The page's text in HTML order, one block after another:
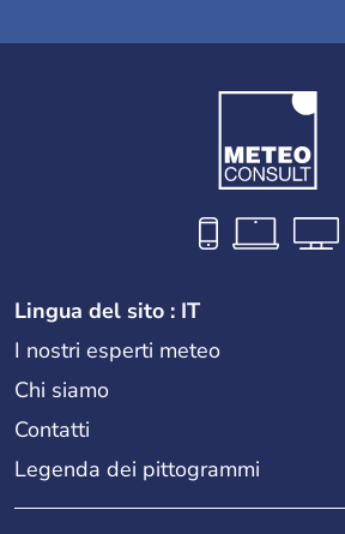
Lingua del sito : IT
I nostri esperti meteo
Chi siamo
Contatti
Legenda dei pittogrammi